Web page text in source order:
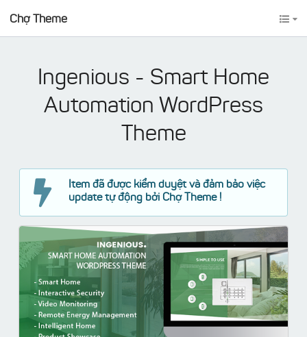
Chợ Theme
Ingenious - Smart Home
Automation WordPress
Theme
Item đã được kiểm duyệt và đảm bảo việc
update tự động bởi Chợ Theme !